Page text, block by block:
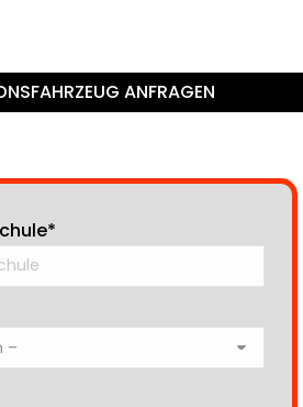
ANFRAGEN
leer.